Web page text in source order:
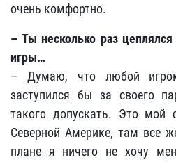
очень комфортно.
– Ты несколько раз
игры…
– Думаю, что любой
заступился бы за своего
такого допускать. Это мой
Северной Америке, там все
плане я ничего не хочу